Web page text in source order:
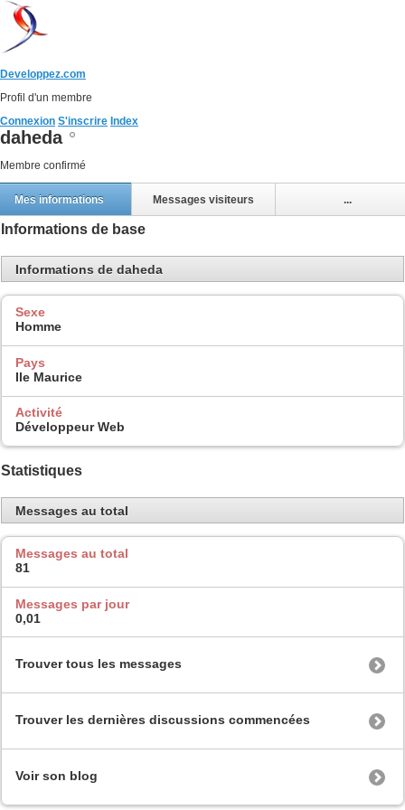
Developpez.com
Profil d'un membre
Connexion S'inscrire Index
daheda
Membre confirmé
Mes informations Messages visiteurs ...
Informations de base
Informations de daheda
Sexe
Homme
Pays
Ile Maurice
Activité
Développeur Web
Statistiques
Messages au total
Messages au total
81
Messages par jour
0,01
Trouver tous les messages
Trouver les dernières discussions commencées
Voir son blog